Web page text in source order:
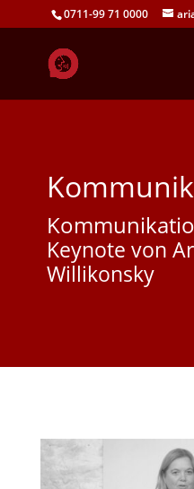
0711-99 71 0000
Keynote von
Willikonsky